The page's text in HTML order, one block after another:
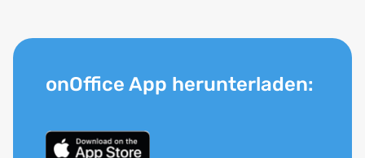
onOffice App herunterladen: